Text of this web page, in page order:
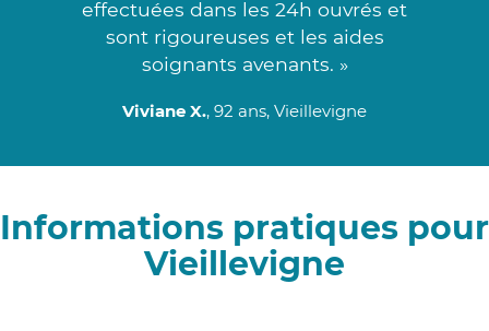
effectuées dans les 24h ouvrés et
sont rigoureuses et les aides
soignants avenants. »
Viviane X., 92 ans, Vieillevigne
Informations pratiques pour
Vieillevigne